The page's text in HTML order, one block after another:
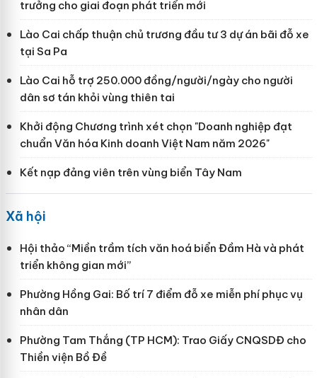
trưởng cho giai đoạn phát triển mới
Lào Cai chấp thuận chủ trương đầu tư 3 dự án bãi đỗ xe
tại Sa Pa
Lào Cai hỗ trợ 250.000 đồng/người/ngày cho người
dân sơ tán khỏi vùng thiên tai
Khởi động Chương trình xét chọn "Doanh nghiệp đạt
chuẩn Văn hóa Kinh doanh Việt Nam năm 2026"
Kết nạp đảng viên trên vùng biển Tây Nam
Xã hội
Hội thảo “Miền trầm tích văn hoá biển Đầm Hà và phát
triển không gian mới”
Phường Hồng Gai: Bố trí 7 điểm đỗ xe miễn phí phục vụ
nhân dân
Phường Tam Thắng (TP HCM): Trao Giấy CNQSDĐ cho
Thiền viện Bồ Đề